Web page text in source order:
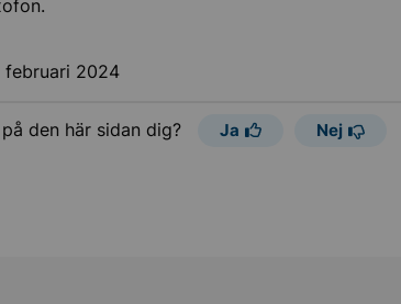
februari 2024
den här sidan dig? Ja Nej